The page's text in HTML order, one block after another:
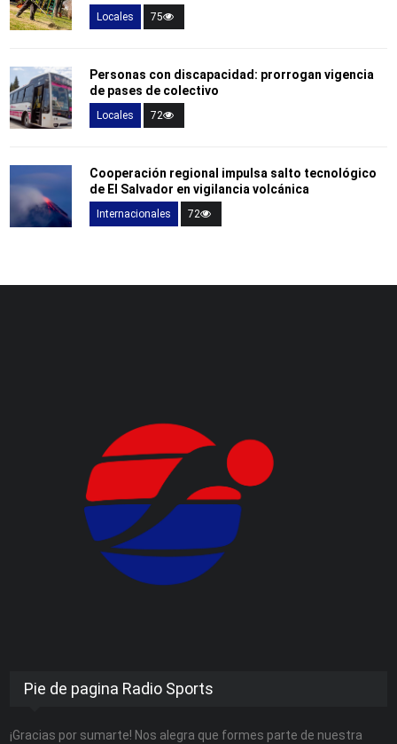
Locales 75
Personas con discapacidad: prorrogan vigencia
de pases de colectivo
Locales 72
Cooperación regional impulsa salto tecnológico
de El Salvador en vigilancia volcánica
Internacionales 72
Pie de pagina Radio Sports
¡Gracias por sumarte! Nos alegra que formes parte de nuestra